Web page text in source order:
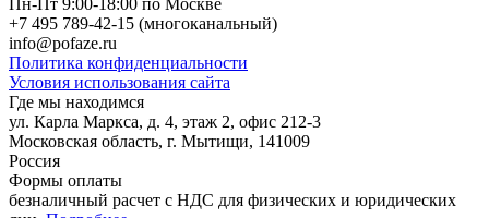
+7 495 789-42-15 (многоканальный)
info@pofaze.ru
Политика конфиденциальности
Условия использования сайта
Где мы находимся
ул. Карла Маркса, д. 4, этаж 2, офис 212-3
Московская область, г. Мытищи, 141009
Россия
Формы оплаты
безналичный расчет с НДС для физических и юридических